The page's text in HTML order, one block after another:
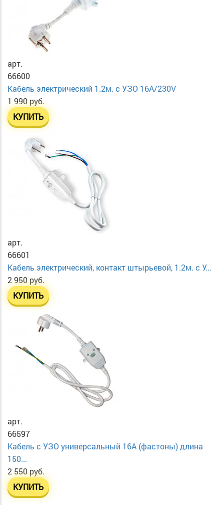
арт.
66600
Кабель электрический 1.2м. с УЗО 16А/230V
1 990 руб.
КУПИТЬ
арт.
66601
Кабель электрический, контакт штырьевой, 1.2м. с У...
2 950 руб.
КУПИТЬ
арт.
66597
Кабель с УЗО универсальный 16А (фастоны) длина
150...
2 550 руб.
КУПИТЬ